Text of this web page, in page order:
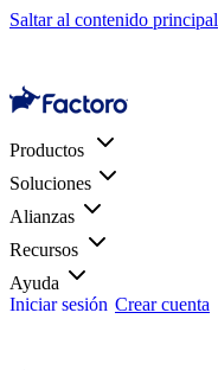
Saltar al contenido principal
Productos
Soluciones
Alianzas
Recursos
Ayuda
Iniciar sesión Crear cuenta